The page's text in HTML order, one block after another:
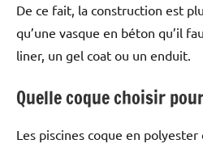
De ce fait, la construction est
qu’une vasque en béton qu’il
liner, un gel coat ou un enduit.
Quelle coque choisir
Les piscines coque en